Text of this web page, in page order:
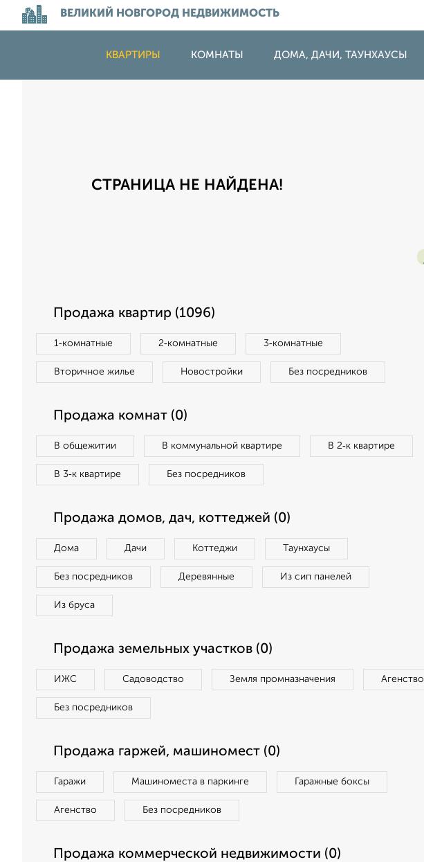
ВЕЛИКИЙ НОВГОРОД НЕДВИЖИМОСТЬ
КВАРТИРЫ КОМНАТЫ ДОМА, ДАЧИ, ТАУНХАУСЫ
СТРАНИЦА НЕ НАЙДЕНА!
Продажа квартир (1096)
1‑комнатные 2‑комнатные 3‑комнатные
Вторичное жилье Новостройки Без посредников
Продажа комнат (0)
В общежитии В коммунальной квартире В 2‑к квартире
В 3‑к квартире Без посредников
Продажа домов, дач, коттеджей (0)
Дома Дачи Коттеджи Таунхаусы
Без посредников Деревянные Из сип панелей
Из бруса
Продажа земельных участков (0)
ИЖС Садоводство Земля промназначения Агенство
Без посредников
Продажа гаржей, машиномест (0)
Гаражи Машиноместа в паркинге Гаражные боксы
Агенство Без посредников
Продажа коммерческой недвижимости (0)